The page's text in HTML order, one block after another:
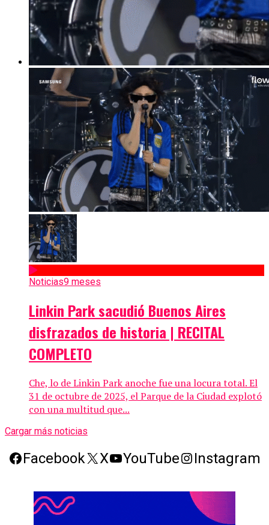
Noticias9 meses
Linkin Park sacudió Buenos Aires
disfrazados de historia | RECITAL
COMPLETO
Che, lo de Linkin Park anoche fue una locura total. El
31 de octubre de 2025, el Parque de la Ciudad explotó
con una multitud que...
Cargar más noticias
Facebook X YouTube Instagram